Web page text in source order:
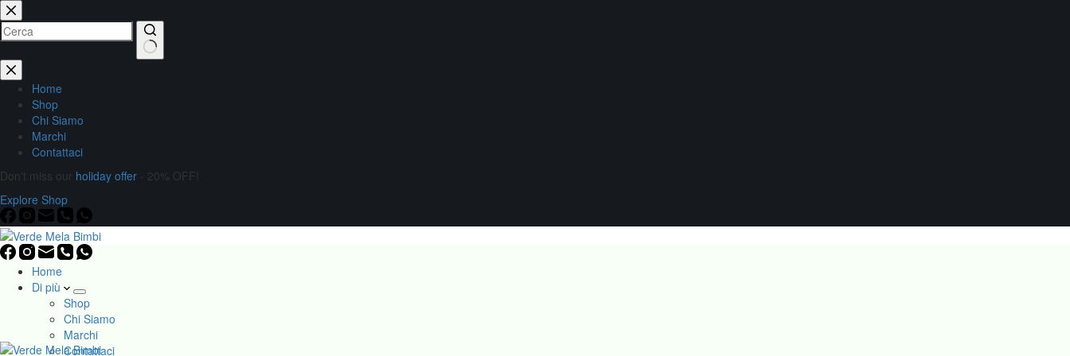
Home
Shop
Chi Siamo
Marchi
Contattaci
Don't miss our holiday offer - 20% OFF!
Explore Shop
Home
Di più
Shop
Chi Siamo
Marchi
Contattaci